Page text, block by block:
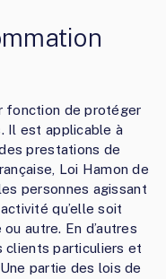
fonction de protéger
Il est applicable à
prestations de
Loi Hamon de
personnes agissant
qu’elle soit
autre. En d’autres
clients particuliers et
partie des lois de